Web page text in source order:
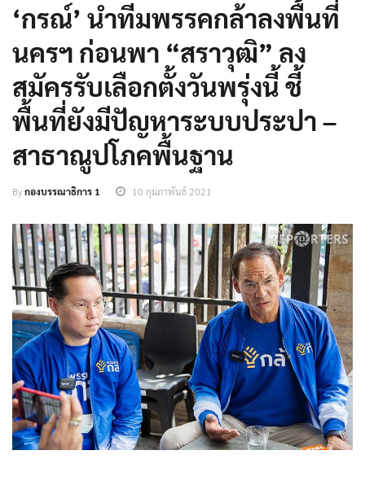
‘กรณ์’ นำทีมพรรคกล้าลงพื้นที่
นครฯ ก่อนพา “สราวุฒิ” ลง
สมัครรับเลือกตั้งวันพรุ่งนี้ ชี้
พื้นที่ยังมีปัญหาระบบประปา –
สาธาณูปโภคพื้นฐาน
Byกองบรรณาธิการ 1 10 กุมภาพันธ์ 2021